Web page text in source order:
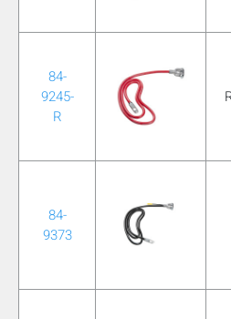
84-
9245-
R
84-
9373